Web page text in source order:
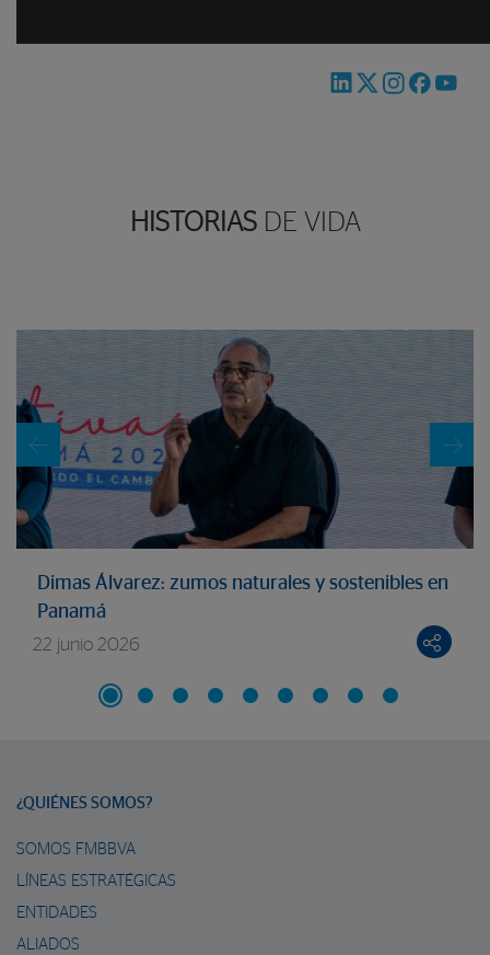
HISTORIASDE VIDA
Dimas Álvarez: zumos naturales y sostenibles en
Panamá
22 junio 2026
¿QUIÉNES SOMOS?
SOMOS FMBBVA
LÍNEAS ESTRATÉGICAS
ENTIDADES
ALIADOS